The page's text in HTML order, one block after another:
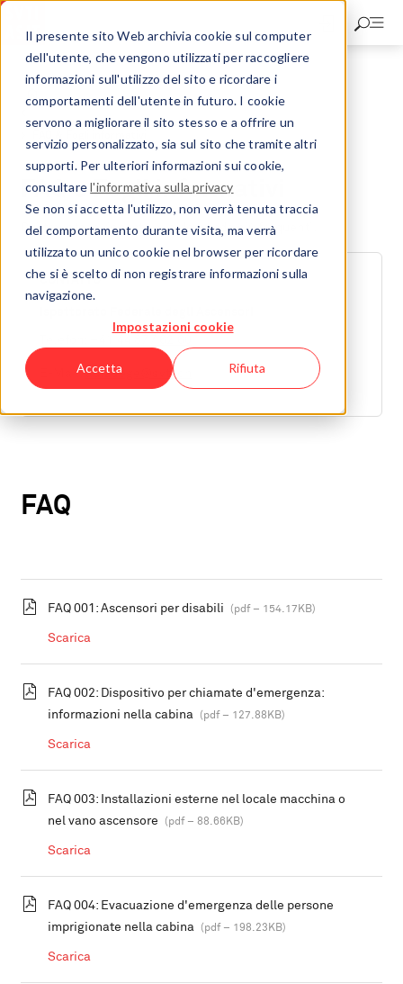
Il presente sito Web archivia cookie sul computer
dell'utente, che vengono utilizzati per raccogliere
informazioni sull'utilizzo del sito e ricordare i
comportamenti dell'utente in futuro. I cookie
servono a migliorare il sito stesso e a offrire un
servizio personalizzato, sia sul sito che tramite altri
supporti. Per ulteriori informazioni sui cookie,
consultarel'informativa sulla privacy
Se non si accetta l'utilizzo, non verrà tenuta traccia
del comportamento durante visita, ma verrà
utilizzato un unico cookie nel browser per ricordare
che si è scelto di non registrare informazioni sulla
navigazione.
Impostazioni cookie
Accetta Rifiuta
Salta
principale
Ispettorato Federale degli Ascensori (IFA)
FAQ e Fogli informativi
Qui trovate le risposte alle domande più frequenti.
CONTATTO
E-Mail:aufzuege@svti.ch
FAQ
FAQ 001: Ascensori per disabili (pdf – 154.17KB)
Scarica
FAQ 002: Dispositivo per chiamate d'emergenza:
informazioni nella cabina
(pdf – 127.88KB)
Scarica
FAQ 003: Installazioni esterne nel locale macchina o
nel vano ascensore
(pdf – 88.66KB)
Scarica
FAQ 004: Evacuazione d'emergenza delle persone
imprigionate nella cabina
(pdf – 198.23KB)
Scarica